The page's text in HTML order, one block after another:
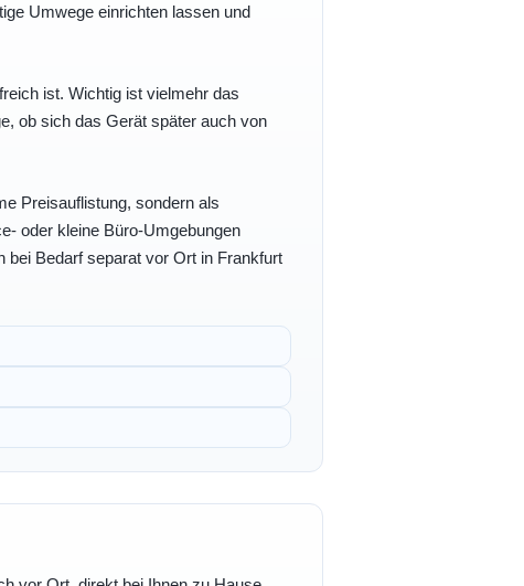
Umwege einrichten lassen und
ist. Wichtig ist vielmehr das
ob sich das Gerät später auch von
Preisauflistung, sondern als
oder kleine Büro-Umgebungen
bei Bedarf separat vor Ort in Frankfurt